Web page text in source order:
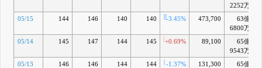
2252万
05/15 144 146 140 140 -3.45% 473,700
63億
6800万
05/14 145 147 144 145 +0.69% 89,100
65億
9543万
05/13
146 146 144 144 -1.37% 131,300
65億